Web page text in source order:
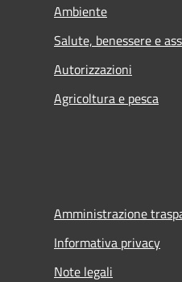
Ambiente
Salute, benessere e
Autorizzazioni
Agricoltura e pesca
Amministrazione
Informativa privacy
Note legali